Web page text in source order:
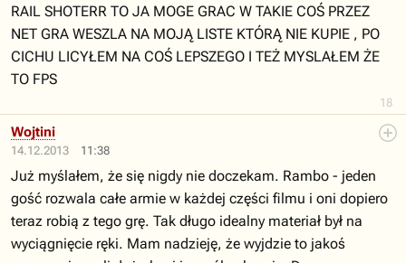
18
RAIL SHOTERR TO JA MOGE GRAC W TAKIE COŚ PRZEZ
NET GRA WESZLA NA MOJĄ LISTE KTÓRĄ NIE KUPIE , PO
CICHU LICYŁEM NA COŚ LEPSZEGO I TEŻ MYSLAŁEM ŻE
TO FPS
14.12.2013 11:38
Wojtini
Już myślałem, że się nigdy nie doczekam. Rambo - jeden
gość rozwala całe armie w każdej części filmu i oni dopiero
teraz robią z tego grę. Tak długo idealny materiał był na
wyciągnięcie ręki. Mam nadzieję, że wyjdzie to jakoś